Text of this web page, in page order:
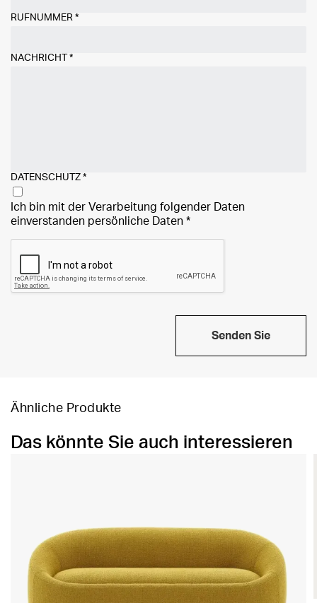
RUFNUMMER *
NACHRICHT *
DATENSCHUTZ *
Ich bin mit der Verarbeitung folgender Daten
einverstanden persönliche Daten *
Senden Sie
Ähnliche Produkte
Das könnte Sie auch interessieren